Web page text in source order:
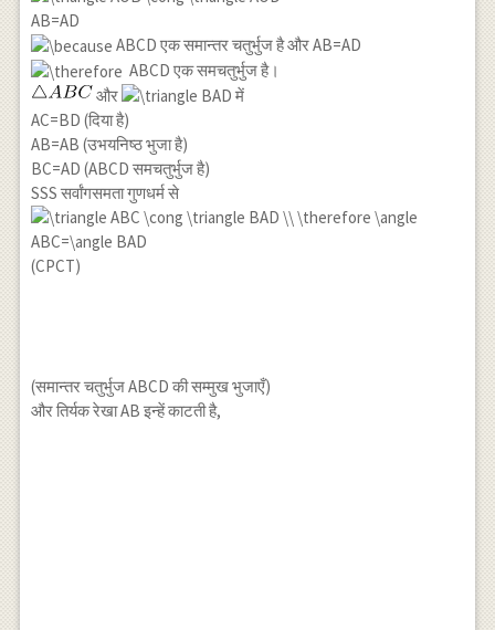
AB=AD
ABCD एक समान्तर चतुर्भुज है और AB=AD
ABCD एक समचतुर्भुज है।
और
में
AC=BD (दिया है)
AB=AB (उभयनिष्ठ भुजा है)
BC=AD (ABCD समचतुर्भुज है)
SSS सर्वांगसमता गुणधर्म से
(CPCT)
(समान्तर चतुर्भुज ABCD की सम्मुख भुजाएँ)
और तिर्यक रेखा AB इन्हें काटती है,